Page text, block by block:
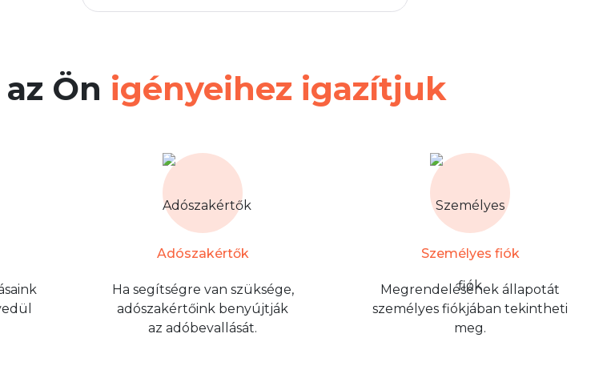
Ön igényeihez igazítjuk
Adószakértők
Ha segítségre van szüksége,
adószakértőink benyújtják
az adóbevallását.
Személyes fiók
Megrendelésének állapotát
személyes fiókjában tekintheti
meg.